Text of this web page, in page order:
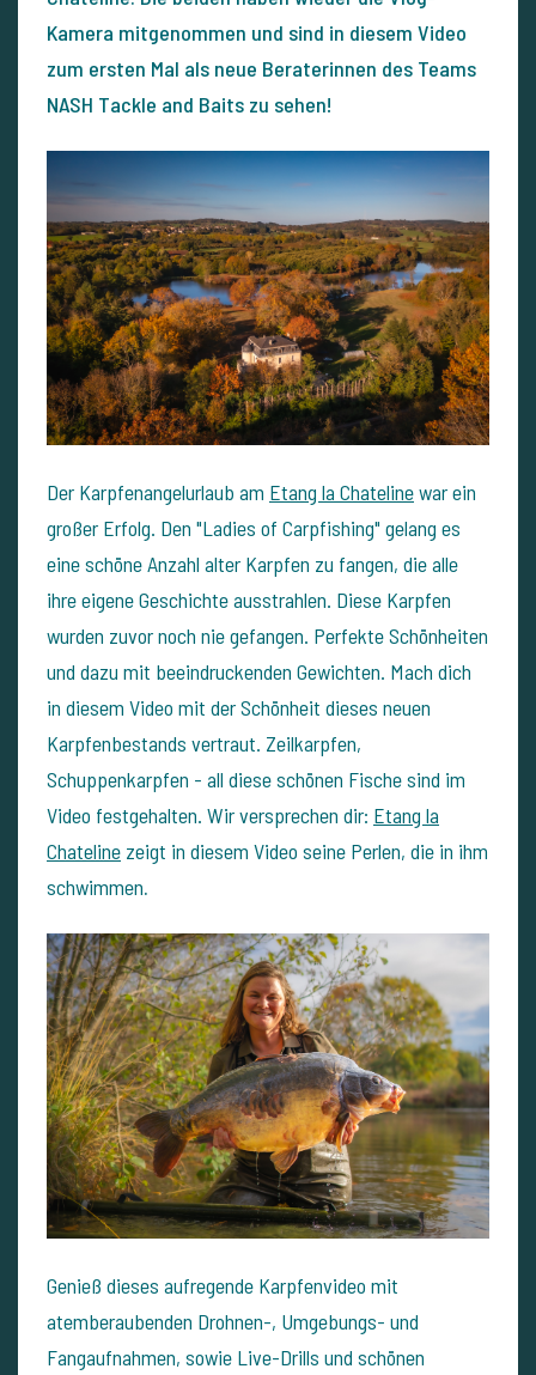
Kamera mitgenommen und sind in diesem Video
zum ersten Mal als neue Beraterinnen des Teams
NASH Tackle and Baits zu sehen!
Der Karpfenangelurlaub am Etang la Chatelinewar ein
großer Erfolg. Den "Ladies of Carpfishing" gelang es
eine schöne Anzahl alter Karpfen zu fangen, die alle
ihre eigene Geschichte ausstrahlen. Diese Karpfen
wurden zuvor noch nie gefangen. Perfekte Schönheiten
und dazu mit beeindruckenden Gewichten. Mach dich
in diesem Video mit der Schönheit dieses neuen
Karpfenbestands vertraut. Zeilkarpfen,
Schuppenkarpfen - all diese schönen Fische sind im
Video festgehalten. Wir versprechen dir: Etang la
Chateline zeigt in diesem Video seine Perlen, die in ihm
schwimmen.
Genieß dieses aufregende Karpfenvideo mit
atemberaubenden Drohnen-, Umgebungs- und
Fangaufnahmen, sowie Live-Drills und schönen